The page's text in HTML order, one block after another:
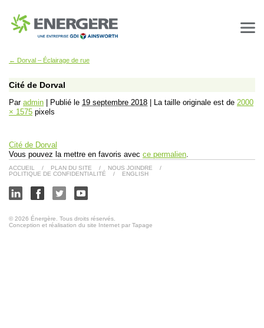
← Dorval – Éclairage de rue
Cité de Dorval
Par admin Publié le 19 septembre 2018 La taille originale est de 2000
× 1575 pixels
Cité de Dorval
Vous pouvez la mettre en favoris avec ce permalien
ACCUEIL / PLAN DU SITE / NOUS JOINDRE
/
POLITIQUE DE CONFIDENTIALITÉ
/ ENGLISH
© 2026 Énergère. Tous droits réservés.
Conception et réalisation du site Internet par Tapage